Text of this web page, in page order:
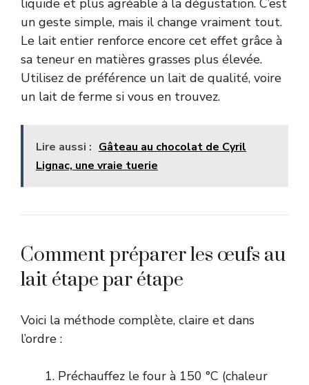
un geste simple, mais il change vraiment tout.
Le lait entier renforce encore cet effet grâce à
sa teneur en matières grasses plus élevée.
Utilisez de préférence un lait de qualité, voire
un lait de ferme si vous en trouvez.
Lire aussi : Gâteau au chocolat de Cyril
Lignac, une vraie tuerie
Comment préparer les œufs au
lait étape par étape
Voici la méthode complète, claire et dans
l’ordre :
Préchauffez le four à 150 °C (chaleur